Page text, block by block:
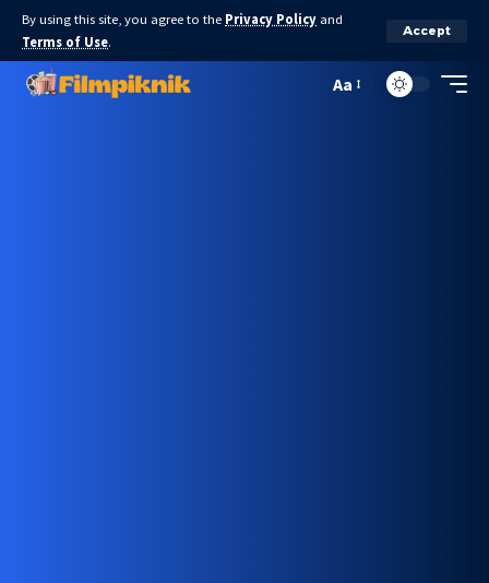
By using this site, you agree to the Privacy Policy and
Terms of Use.
Accept
Aa